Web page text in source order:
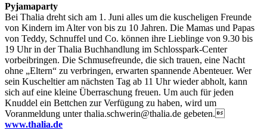
Pyjamaparty
Bei Thalia dreht sich am 1. Juni alles um die kuscheligen Freunde
von Kindern im Alter von bis zu 10 Jahren. Die Mamas und Papas
von Teddy, Schnuffel und Co. können ihre Lieblinge von 9.30 bis
19 Uhr in der Thalia Buchhandlung im Schlosspark-Center
vorbeibringen. Die Schmusefreunde, die sich trauen, eine Nacht
ohne „Eltern“ zu verbringen, erwarten spannende Abenteuer. Wer
sein Kuscheltier am nächsten Tag ab 11 Uhr wieder abholt, kann
sich auf eine kleine Überraschung freuen. Um auch für jeden
Knuddel ein Bettchen zur Verfügung zu haben, wird um
Voranmeldung unter thalia.schwerin@thalia.de gebeten.
www.thalia.de